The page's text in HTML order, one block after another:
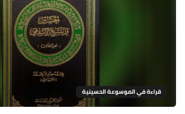
قراءة في الموسوعة الحسينية